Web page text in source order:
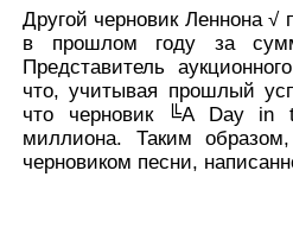
Другой черновик Леннона
в прошлом году за
Представитель
что, учитывая прошлый
что черновик ╚A Day in
миллиона. Таким
черновиком песни,